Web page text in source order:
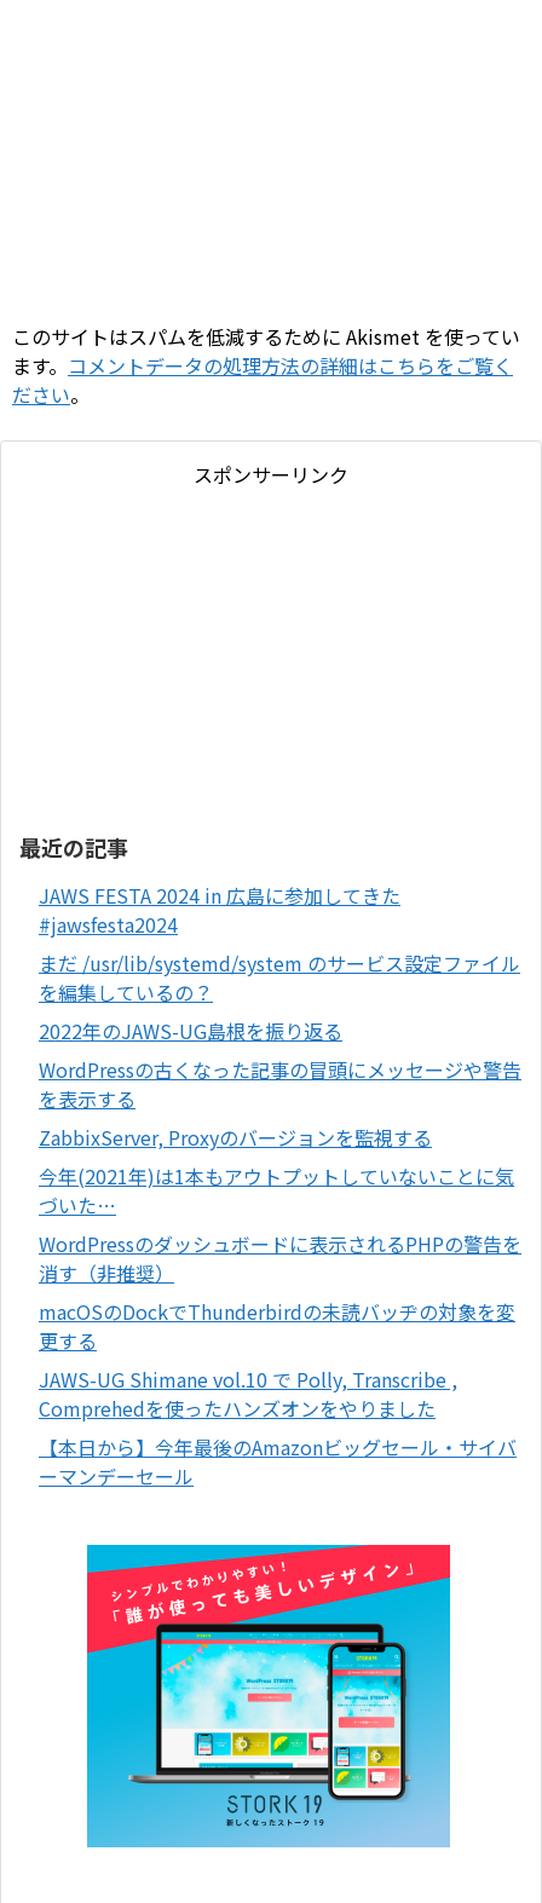
このサイトはスパムを低減するために Akismet を使ってい
ます。 コメントデータの処理方法の詳細はこちらをご覧く
ださい。
スポンサーリンク
最近の記事
JAWS FESTA 2024 in 広島に参加してきた
#jawsfesta2024
まだ /usr/lib/systemd/system のサービス設定ファイル
を編集しているの？
2022年のJAWS-UG島根を振り返る
WordPressの古くなった記事の冒頭にメッセージや警告
を表示する
ZabbixServer, Proxyのバージョンを監視する
今年(2021年)は1本もアウトプットしていないことに気
づいた…
WordPressのダッシュボードに表示されるPHPの警告を
消す（非推奨）
macOSのDockでThunderbirdの未読バッヂの対象を変
更する
JAWS-UG Shimane vol.10 で Polly, Transcribe ,
Comprehedを使ったハンズオンをやりました
【本日から】今年最後のAmazonビッグセール・サイバ
ーマンデーセール